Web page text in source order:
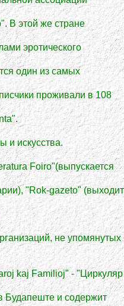
В этой же стране
эротического
один из самых
проживали в 108
и искусства.
Foiro"(выпускается
"Rok-gazeto" (выходит
не упомянутых
kaj Familioj" - "Циркуляр
Будапеште и содержит